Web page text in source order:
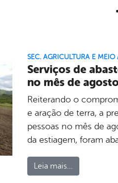
SEC. AGRICULTURA E MEIO
Serviços de
no mês de
Reiterando o
e aração de terra, a
pessoas no mês de
da estiagem, foram
Leia mais...